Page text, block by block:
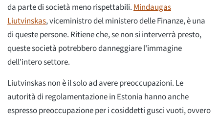
da parte di società meno rispettabili. Mindaugas
Liutvinskas, viceministro del ministero delle Finanze, è una
di queste persone. Ritiene che, se non si interverrà presto,
queste società potrebbero danneggiare l'immagine
dell'intero settore.
Liutvinskas non è il solo ad avere preoccupazioni. Le
autorità di regolamentazione in Estonia hanno anche
espresso preoccupazione per i cosiddetti gusci vuoti, ovvero